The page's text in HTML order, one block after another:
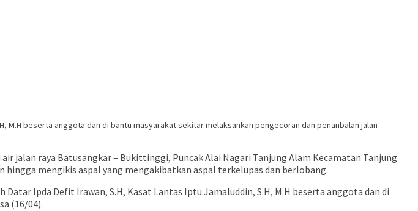
M.H beserta anggota dan di bantu masyarakat sekitar melaksankan pengecoran dan penanbalan jalan
jalan raya Batusangkar – Bukittinggi, Puncak Alai Nagari Tanjung Alam Kecamatan Tanjung
mengikis aspal yang mengakibatkan aspal terkelupas dan berlobang.
Ipda Defit Irawan, S.H, Kasat Lantas Iptu Jamaluddin, S.H, M.H beserta anggota dan di
(16/04).